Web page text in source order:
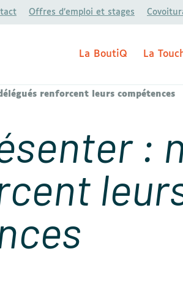
Offres d’emploi et stages
La BoutiQ La
renforcent leurs compétences
: